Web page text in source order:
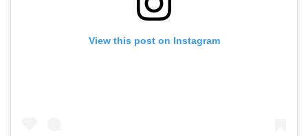
View this post on Instagram